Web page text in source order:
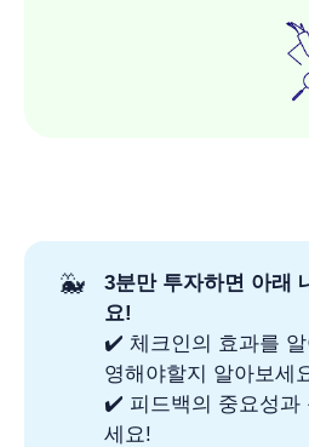
🐳
3분만 투자하면 아래
요!
✔️ 체크인의 효과를
영해야할지 알아보세
✔️ 피드백의 중요성과
세요!